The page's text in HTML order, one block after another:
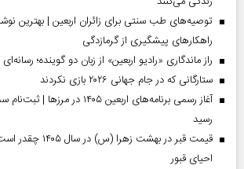
توصیه‌های طب سنتی برای زائران اربعین | بهترین
راهکارهای پیشگیری از گرمازدگی
راز ماندگاری «رادیو اربعین» از زبان دو گوینده؛
ستارگانی که در جام جهانی ۲۰۲۶ بازی نکردند
رسید
قیمت قبر در بهشت
احیای قبور